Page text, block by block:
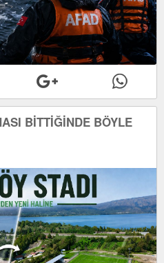
BİTTİĞİNDE BÖYLE